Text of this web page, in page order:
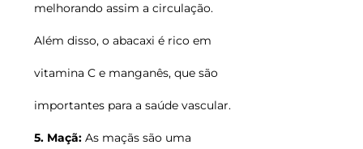
melhorando assim a circulação.
Além disso, o abacaxi é rico em
vitamina C e manganês, que são
importantes para a saúde vascular.
5. Maçã: As maçãs são uma